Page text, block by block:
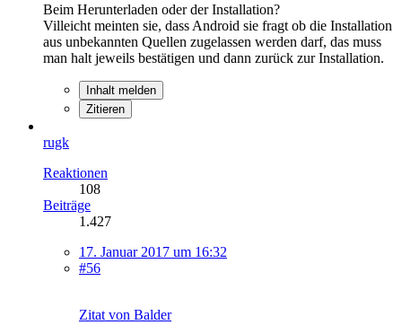
Beim Herunterladen oder der Installation?
Villeicht meinten sie, dass Android sie fragt ob die Installation
aus unbekannten Quellen zugelassen werden darf, das muss
man halt jeweils bestätigen und dann zurück zur Installation.
Inhalt melden
Zitieren
rugk
Reaktionen
108
Beiträge
1.427
17. Januar 2017 um 16:32
#56
Zitat von Balder